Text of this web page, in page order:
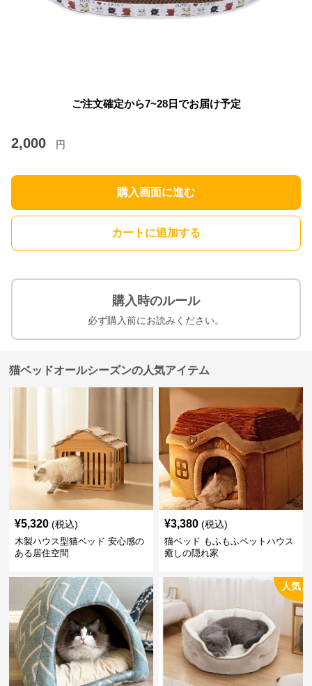
ご注文確定から7~28日でお届け予定
2,000 円
購入画面に進む
カートに追加する
購入時のルール
必ず購入前にお読みください。
猫ベッドオールシーズンの人気アイテム
¥5,320 (税込)
木製ハウス型猫ベッド 安心感の
ある居住空間
¥3,380 (税込)
猫ベッド もふもふペットハウス
癒しの隠れ家
人気